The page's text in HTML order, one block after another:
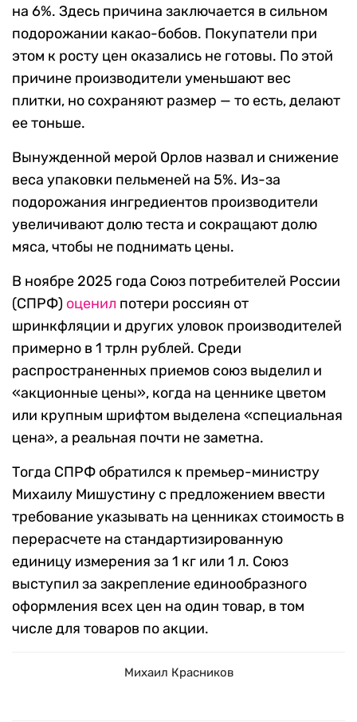
на 6%. Здесь причина заключается в сильном
подорожании какао-бобов. Покупатели при
этом к росту цен оказались не готовы. По этой
причине производители уменьшают вес
плитки, но сохраняют размер — то есть, делают
ее тоньше.
Вынужденной мерой Орлов назвал и снижение
веса упаковки пельменей на 5%. Из-за
подорожания ингредиентов производители
увеличивают долю теста и сокращают долю
мяса, чтобы не поднимать цены.
В ноябре 2025 года Союз потребителей России
(СПРФ) оценил потери россиян от
шринкфляции и других уловок производителей
примерно в 1 трлн рублей. Среди
распространенных приемов союз выделил и
«акционные цены», когда на ценнике цветом
или крупным шрифтом выделена «специальная
цена», а реальная почти не заметна.
Тогда СПРФ обратился к премьер-министру
Михаилу Мишустину с предложением ввести
требование указывать на ценниках стоимость в
перерасчете на стандартизированную
единицу измерения за 1 кг или 1 л. Союз
выступил за закрепление единообразного
оформления всех цен на один товар, в том
числе для товаров по акции.
Михаил Красников